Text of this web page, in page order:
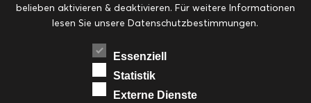
Eingemachtes Ohne Kategorie Ostern Resteküche
RezepteSaisonalSliderStartseite
Suppen, Salate & Vorspeisen
Vorspeisen, Salate & Suppen
Weihnachten Workshops & Events
belieben aktivieren & deaktivieren. Für weitere Informationen
lesen Sie unsere Datenschutzbestimmungen.
Essenziell
Statistik
Externe Dienste